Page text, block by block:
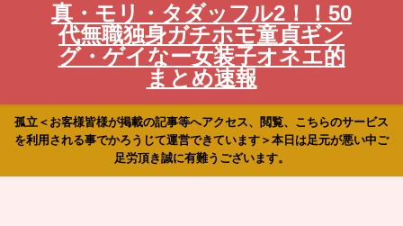
真・モリ・タダッフル2！！50
代無職独身ガチホモ童貞ギン
グ・ゲイなー女装子オネエ的
まとめ速報
孤立＜お客様皆様が掲載の記事等へアクセス、閲覧、こちらのサービス
を利用される事でかろうじて運営できています＞本日は足元が悪い中ご
足労頂き誠に有難うございます。